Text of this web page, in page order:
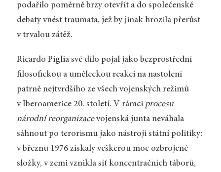
podařilo poměrně brzy otevřít a do společenské
debaty vnést traumata, jež by jinak hrozila přerůst
v trvalou zátěž.
Ricardo Piglia své dílo pojal jako bezprostřední
filosofickou a uměleckou reakci na nastolení
patrně nejtvrdšího ze všech vojenských režimů
v Iberoamerice 20. století. V rámci procesu
národní reorganizacevojenská junta neváhala
sáhnout po terorismu jako nástroji státní politiky:
v březnu 1976 získaly veškerou moc ozbrojené
složky, v zemi vznikla síť koncentračních táborů,